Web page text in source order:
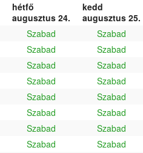
hétfő
augusztus 24.
kedd
augusztus 25.
Szabad Szabad
Szabad Szabad
Szabad Szabad
Szabad Szabad
Szabad Szabad
Szabad Szabad
Szabad Szabad
Szabad Szabad